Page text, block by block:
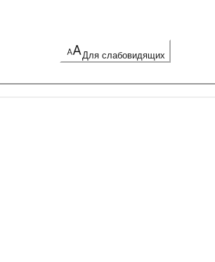
Для слабовидящих